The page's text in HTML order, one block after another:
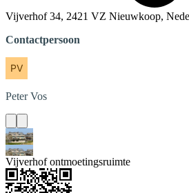
Vijverhof 34, 2421 VZ Nieuwkoop,
Contactpersoon
Peter Vos
Vijverhof ontmoetingsruimte